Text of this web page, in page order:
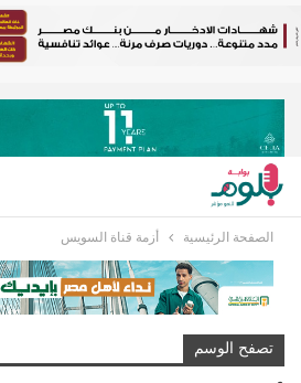
الصفحة الرئيسية أزمة قناة السويس
تصفح الوسم